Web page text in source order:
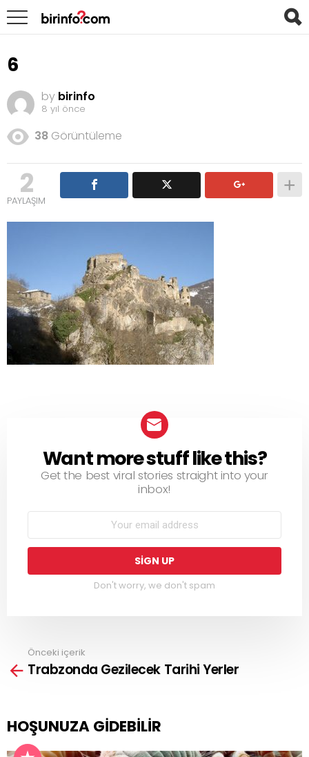
6
by birinfo
8 yıl önce
38 Görüntüleme
2
PAYLAŞIM
NEWSLETTER
Want more stuff like this?
Get the best viral stories straight into your
inbox!
Don't worry, we don't spam
more
Önceki içerik
Trabzonda Gezilecek Tarihi Yerler
HOŞUNUZA GIDEBILIR